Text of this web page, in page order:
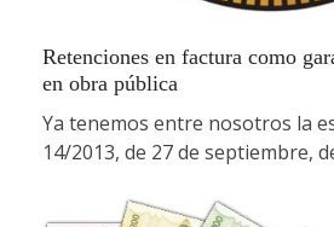
Retenciones en factura como
en obra pública
Ya tenemos entre nosotros la
14/2013, de 27 de septiembre,